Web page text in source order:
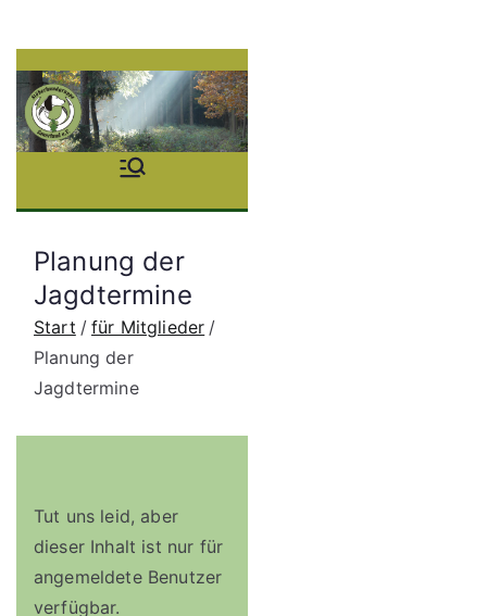
Inhalt
springen
Stöb
erhu
ndgr
uppe
Saue
Planung der
Jagdtermine
Start
für Mitglieder
Planung der
Jagdtermine
Tut uns leid, aber
dieser Inhalt ist nur für
angemeldete Benutzer
verfügbar.